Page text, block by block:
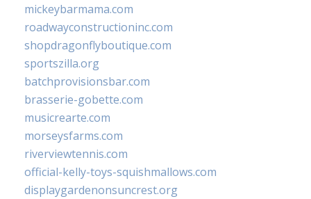
mickeybarmama.com
roadwayconstructioninc.com
shopdragonflyboutique.com
sportszilla.org
batchprovisionsbar.com
brasserie-gobette.com
musicrearte.com
morseysfarms.com
riverviewtennis.com
official-kelly-toys-squishmallows.com
displaygardenonsuncrest.org